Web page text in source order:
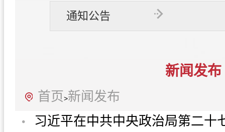
通知公告
新闻发布
首页>新闻发布